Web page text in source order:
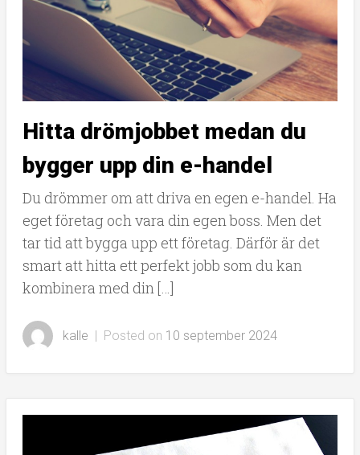
Hitta drömjobbet medan du
bygger upp din e-handel
Du drömmer om att driva en egen e-handel. Ha
eget företag och vara din egen boss. Men det
tar tid att bygga upp ett företag. Därför är det
smart att hitta ett perfekt jobb som du kan
kombinera med din […]
kalle Posted on 10 september 2024